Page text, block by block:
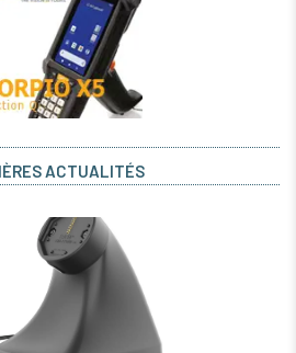
ACTUALITÉS